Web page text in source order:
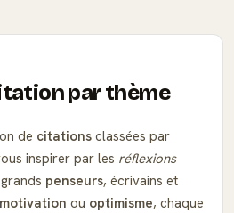
par thème
de citations classées par
inspirer par les réflexions
penseurs, écrivains et
motivation ou optimisme, chaque